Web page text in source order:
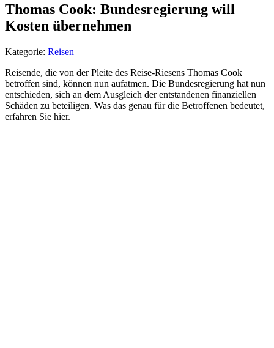
Thomas Cook: Bundesregierung will
Kosten übernehmen
Kategorie: Reisen
Reisende, die von der Pleite des Reise-Riesens Thomas Cook
betroffen sind, können nun aufatmen. Die Bundesregierung hat nun
entschieden, sich an dem Ausgleich der entstandenen finanziellen
Schäden zu beteiligen. Was das genau für die Betroffenen bedeutet,
erfahren Sie hier.